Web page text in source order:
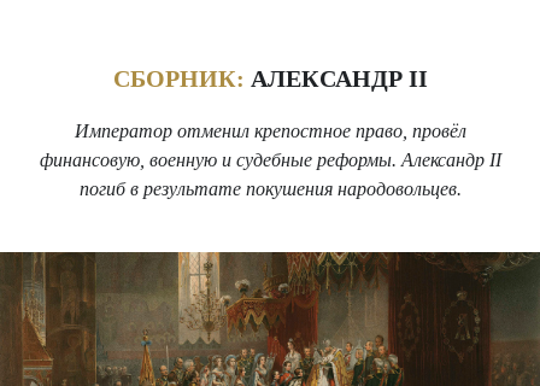
СБОРНИК: АЛЕКСАНДР II
Император отменил крепостное право, провёл
финансовую, военную и судебные реформы. Александр II
погиб в результате покушения народовольцев.